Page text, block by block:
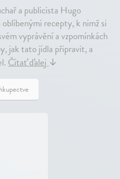
a publicista Hugo
recepty, k nimž si
vyprávění a vzpomínkách
jak tato jídla připravit, a
Čítať ďalej ↓